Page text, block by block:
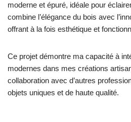
moderne et épuré, idéale pour
combine l’élégance du bois avec
offrant à la fois esthétique et
Ce projet démontre ma capacité à
modernes dans mes créations
collaboration avec d’autres
objets uniques et de haute qualité.